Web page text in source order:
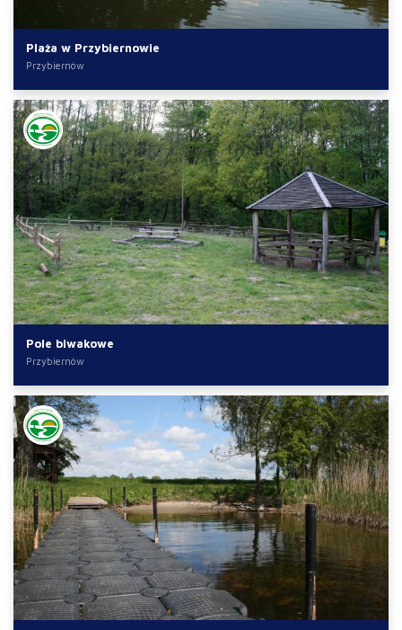
Plaża w Przybiernowie
Przybiernów
Pole biwakowe
Przybiernów